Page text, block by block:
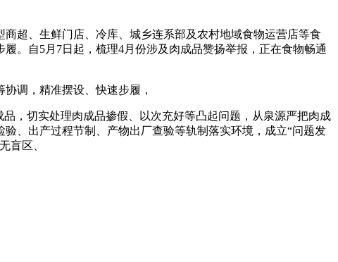
、生鲜门店、冷库、城乡连系部及农村地域食物运营店等食
。自5月7日起，梳理4月份涉及肉成品赞扬举报，正在食物畅通
调，精准摆设、快速步履，
切实处理肉成品掺假、以次充好等凸起问题，从泉源严把肉成
、出产过程节制、产物出厂查验等轨制落实环境，成立“问题发
盲区、